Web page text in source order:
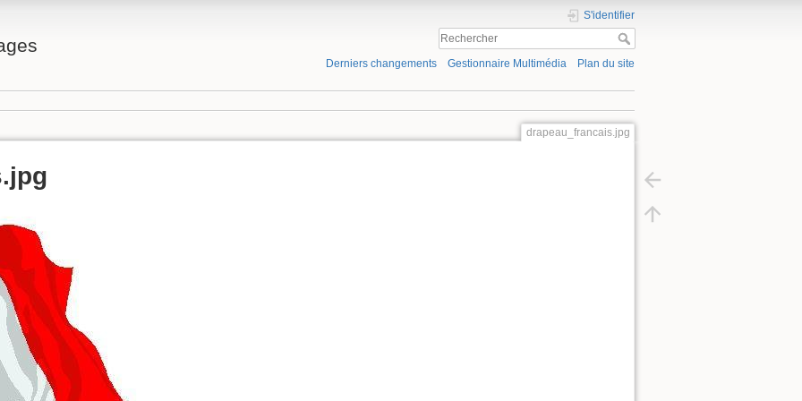
S'identifier
Derniers changements Gestionnaire Multimédia Plan du site
drapeau_francais.jpg